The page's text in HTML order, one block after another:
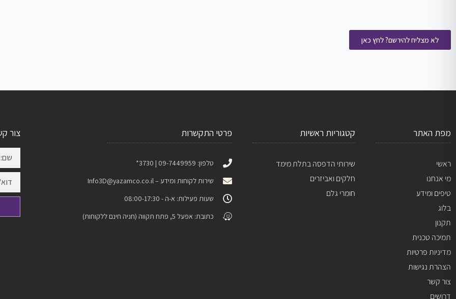
לא מצליח להירשם? לחץ כאן
מפת האתר
ראשי
מי אנחנו
טיפים ומידע
בלוג
תקנון
תמיכה טכנית
מדיניות פרטיות
הצהרת נגישות
צור קשר
דרושים
קטגוריות ראשיות
שירותי הדפסה בתלת מימד
חלקים ואביזרים
חומרי גלם
פרטי התקשרות
טלפון: 09-7449959 | 3730*
שירות לקוחות ומידע –Info3D@yazamco.co.il
שעות פעילות: א-ה - 08:00-17:30
כתובת: אפעל 5, פתח תקווה (חניה חינם ללקוחות)
צור